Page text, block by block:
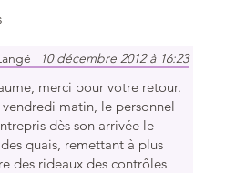
10 décembre 2012 à 16:23
merci pour votre retour.
matin, le personnel
dès son arrivée le
quais, remettant à plus
des rideaux des contrôles